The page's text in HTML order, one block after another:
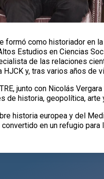
formó como historiador en
Estudios en Ciencias
de las relaciones
HJCK y, tras varios años de
junto con Nicolás
de historia, geopolítica, arte
historia europea y del
en un refugio